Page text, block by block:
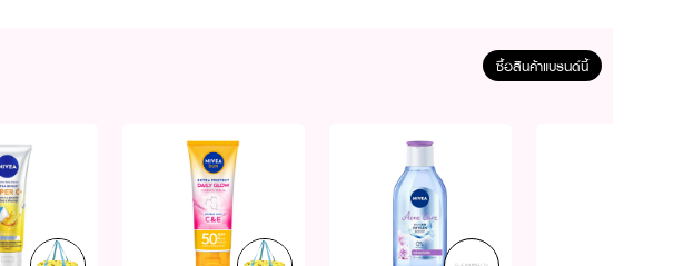
ซื้อสินค้าแบรนด์นี้